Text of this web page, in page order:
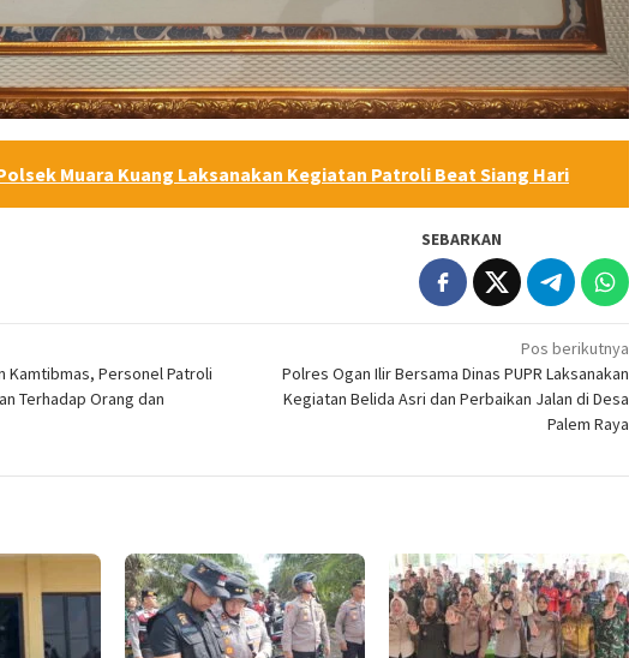
Muara Kuang Laksanakan Kegiatan Patroli Beat Siang Hari
SEBARKAN
Kamtibmas, Personel Patroli
Terhadap Orang dan
Pos berikutnya
Polres Ogan Ilir Bersama Dinas PUPR Laksanakan
Kegiatan Belida Asri dan Perbaikan Jalan di Desa
Palem Raya